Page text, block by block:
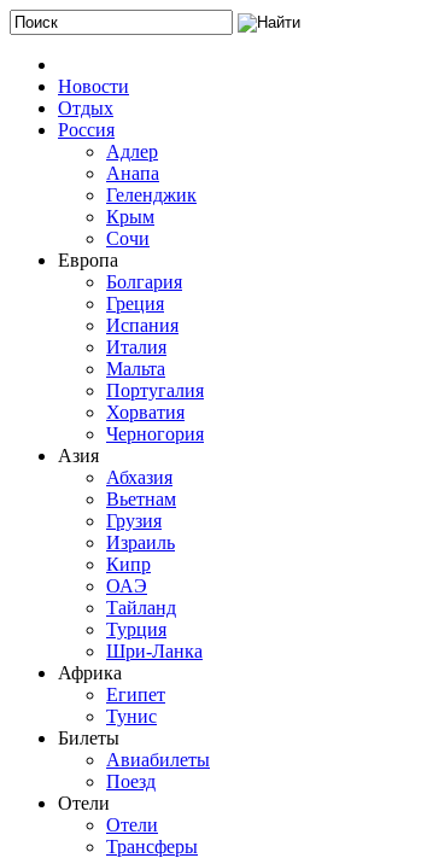
Новости
Отдых
Россия
Адлер
Анапа
Геленджик
Крым
Сочи
Европа
Болгария
Греция
Испания
Италия
Мальта
Португалия
Хорватия
Черногория
Азия
Абхазия
Вьетнам
Грузия
Израиль
Кипр
ОАЭ
Тайланд
Турция
Шри-Ланка
Африка
Египет
Тунис
Билеты
Авиабилеты
Поезд
Отели
Отели
Трансферы